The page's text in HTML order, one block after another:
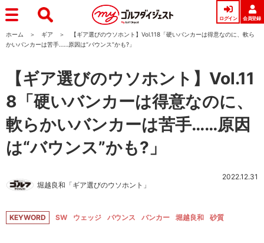
ログイン 会員登録
ホーム ギア
【ギア選びのウソホント】Vol.118「硬いバンカーは得意なのに、軟ら
かいバンカーは苦手……原因は“バウンス”かも?」
【ギア選びのウソホント】Vol.11
8「硬いバンカーは得意なのに、
軟らかいバンカーは苦手……原因
は“バウンス”かも?」
堀越良和「ギア選びのウソホント」
2022.12.31
KEYWORD SW ウェッジ バウンス バンカー 堀越良和 砂質